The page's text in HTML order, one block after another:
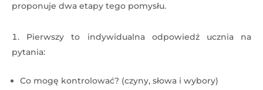
proponuje dwa etapy tego pomysłu.
Pierwszy to indywidualna odpowiedź ucznia na
pytania:
Co mogę kontrolować? (czyny, słowa i wybory)